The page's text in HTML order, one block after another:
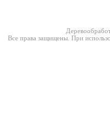
Все права защищены. При